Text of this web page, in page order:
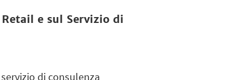
e sul Servizio di
di consulenza